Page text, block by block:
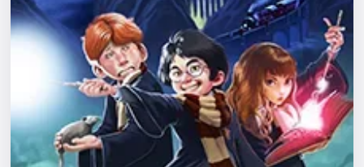
Спорт
События
Города
Площадки